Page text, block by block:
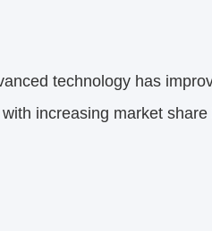
technology has
increasing market